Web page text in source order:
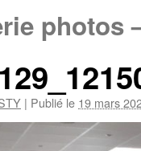
photos
| Publié le 19 mars